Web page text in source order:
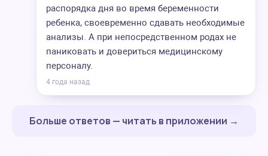
распорядка дня во время беременности
ребенка, своевременно сдавать необходимые
анализы. А при непосредственном родах не
паниковать и довериться медицинскому
персоналу.
4 года назад
Больше ответов — читать в приложении →